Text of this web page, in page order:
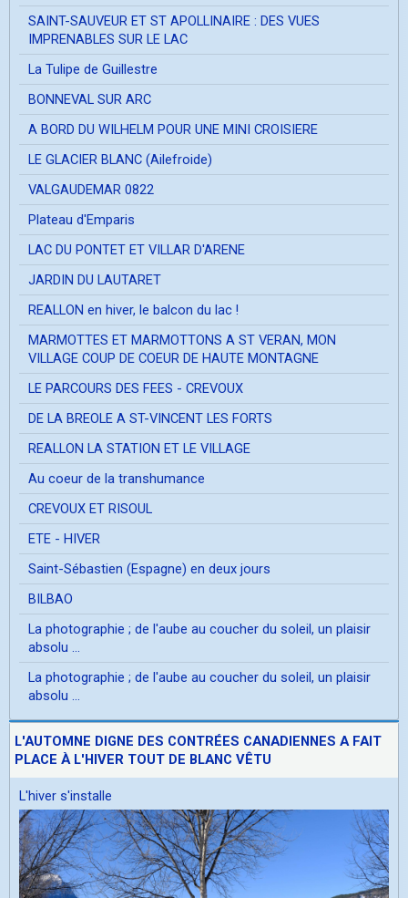
SAINT-SAUVEUR ET ST APOLLINAIRE : DES VUES
IMPRENABLES SUR LE LAC
La Tulipe de Guillestre
BONNEVAL SUR ARC
A BORD DU WILHELM POUR UNE MINI CROISIERE
LE GLACIER BLANC (Ailefroide)
VALGAUDEMAR 0822
Plateau d'Emparis
LAC DU PONTET ET VILLAR D'ARENE
JARDIN DU LAUTARET
REALLON en hiver, le balcon du lac !
MARMOTTES ET MARMOTTONS A ST VERAN, MON
VILLAGE COUP DE COEUR DE HAUTE MONTAGNE
LE PARCOURS DES FEES - CREVOUX
DE LA BREOLE A ST-VINCENT LES FORTS
REALLON LA STATION ET LE VILLAGE
Au coeur de la transhumance
CREVOUX ET RISOUL
ETE - HIVER
Saint-Sébastien (Espagne) en deux jours
BILBAO
La photographie ; de l'aube au coucher du soleil, un plaisir
absolu ...
La photographie ; de l'aube au coucher du soleil, un plaisir
absolu ...
L'AUTOMNE DIGNE DES CONTRÉES CANADIENNES A FAIT
PLACE À L'HIVER TOUT DE BLANC VÊTU
L'hiver s'installe